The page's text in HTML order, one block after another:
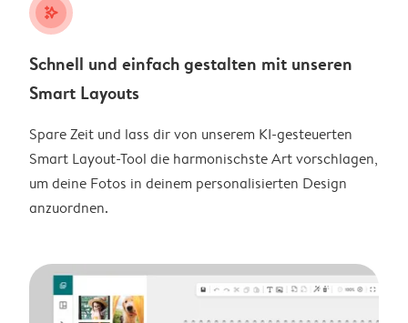
stars_plus
Schnell und einfach gestalten mit unseren
Smart Layouts
Spare Zeit und lass dir von unserem KI-gesteuerten
Smart Layout-Tool die harmonischste Art vorschlagen,
um deine Fotos in deinem personalisierten Design
anzuordnen.